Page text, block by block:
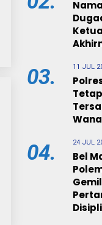
03. 11 JUL
04. 24 JUL
Bel